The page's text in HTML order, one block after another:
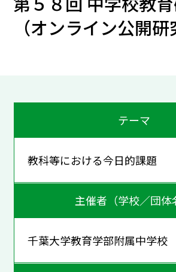
（オンライン公開研
テーマ
教科等における今日的課題
主催者（学校／団体
千葉大学教育学部附属中学校